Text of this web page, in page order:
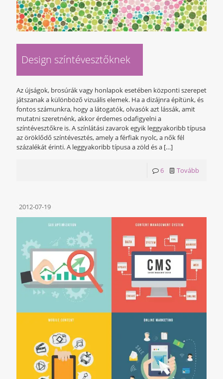
Design színtévesztőknek
Az újságok, brosúrák vagy honlapok esetében központi szerepet
játszanak a különböző vizuális elemek. Ha a dizájnra építünk, és
fontos számunkra, hogy a látogatók, olvasók azt lássák, amit
mutatni szeretnénk, akkor érdemes odafigyelni a
színtévesztőkre is. A színlátási zavarok egyik leggyakoribb típusa
az öröklődő színtévesztés, amely a férfiak nyolc, a nők fél
százalékát érinti. A leggyakoribb típusa a zöld és a […]
6 Tovább
2012-07-19